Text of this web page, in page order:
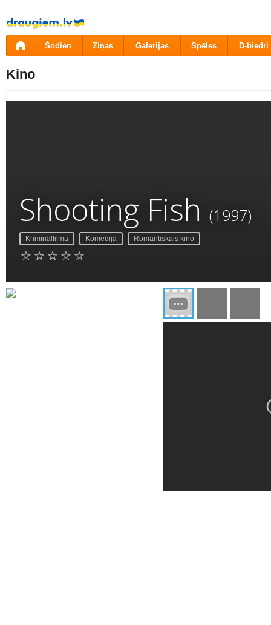
Pāriet
uz
saturu
Šodien Ziņas Galerijas Spēles D-biedri
Kino
Shooting Fish (1997)
Kriminālfilma Komēdija Romantiskais kino